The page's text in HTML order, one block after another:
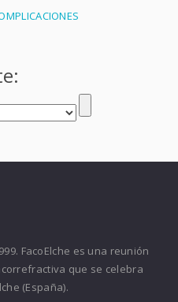
FacoElche es una reunión
que se celebra
(España).